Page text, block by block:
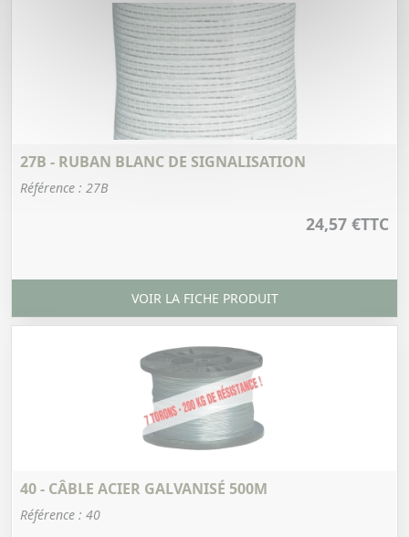
27B - RUBAN BLANC DE SIGNALISATION
Référence : 27B
24,57 €TTC
VOIR LA FICHE PRODUIT
40 - CÂBLE ACIER GALVANISÉ 500M
Référence : 40